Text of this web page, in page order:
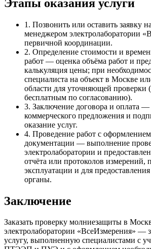
Этапы оказания услуги
1. Позвонить или оставить заявку
менеджером электролаборатории
первичной координации.
2. Определение стоимости и
работ — оценка объёма работ и
калькуляция цены; при
специалиста на объект в Москве
области для уточняющей проверки
бесплатным по согласованию).
3. Заключение договора и оплата
коммерческого предложения и
оказание услуг.
4. Проведение работ с
документации — выполнение
электролаборатории и
отчёта или протоколов измерений,
эксплуатации и для
органы.
Заключение
Заказать проверку молниезащиты в
электролаборатории «ВсеИзмерения» —
услугу, выполненную специалистами с